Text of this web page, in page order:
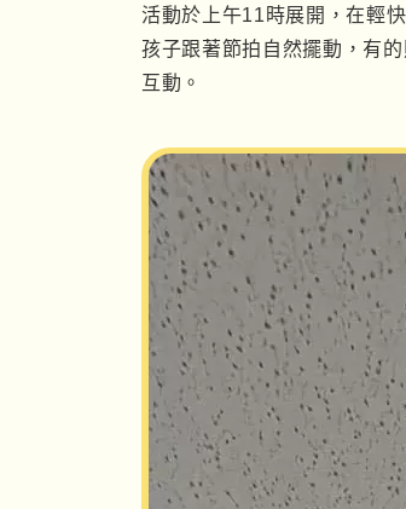
活動於上午11 時展開，在輕
孩子跟著節拍自然擺動，有
互動。